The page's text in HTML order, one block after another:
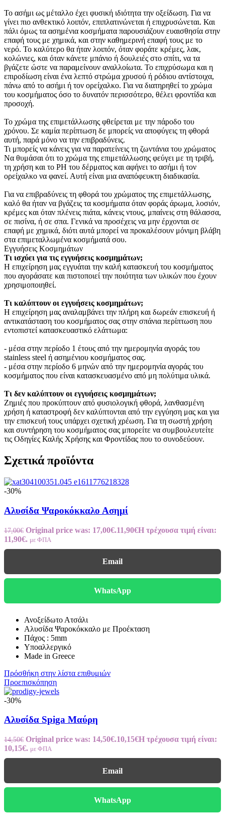
Το ασήμι ως μέταλλο έχει φυσική ιδιότητα την οξείδωση. Για να
γίνει πιο ανθεκτικό λοιπόν, επιπλατινώνεται ή επιχρυσώνεται. Και
πάλι όμως τα ασημένια κοσμήματα παρουσιάζουν ευαισθησία στην
επαφή τους με χημικά, και στην καθημερινή επαφή τους με το
νερό. Το καλύτερο θα ήταν λοιπόν, όταν φοράτε κρέμες, λακ,
κολώνιες, και όταν κάνετε μπάνιο ή δουλειές στο σπίτι, να τα
βγάζετε ώστε να παραμείνουν αναλλοίωτα. Το επιχρύσωμα και η
επιροδίωση είναι ένα λεπτό στρώμα χρυσού ή ρόδιου αντίστοιχα,
πάνω από το ασήμι ή τον ορείχαλκο. Για να διατηρηθεί το χρώμα
του κοσμήματος όσο το δυνατόν περισσότερο, θέλει φροντίδα και
προσοχή.
Το χρώμα της επιμετάλλωσης φθείρεται με την πάροδο του
χρόνου. Σε καμία περίπτωση δε μπορείς να αποφύγεις τη φθορά
αυτή, παρά μόνο να την επιβραδύνεις.
Τι μπορείς να κάνεις για να παρατείνεις τη ζωντάνια του χρώματος
Να θυμάσαι ότι το χρώμα της επιμετάλλωσης φεύγει με τη τριβή,
τη χρήση και το PH του δέρματος και αφήνει το ασήμι ή τον
ορείχαλκο να φανεί. Αυτή είναι μια αναπόφευκτη διαδικασία.
Για να επιβραδύνεις τη φθορά του χρώματος της επιμετάλλωσης,
καλό θα ήταν να βγάζεις τα κοσμήματα όταν φοράς άρωμα, λοσιόν,
κρέμες και όταν πλένεις πιάτα, κάνεις ντους, μπαίνεις στη θάλασσα,
σε πισίνα, ή σε σπα. Γενικά να προσέχεις να μην έρχονται σε
επαφή με χημικά, διότι αυτά μπορεί να προκαλέσουν μόνιμη βλάβη
στα επιμεταλλωμένα κοσμήματά σου.
Εγγυήσεις Κοσμημάτων
Τι ισχύει για τις εγγυήσεις κοσμημάτων;
Η επιχείρηση μας εγγυάται την καλή κατασκευή του κοσμήματος
που αγοράσατε και πιστοποιεί την ποιότητα των υλικών που έχουν
χρησιμοποιηθεί.
Τι καλύπτουν οι εγγυήσεις κοσμημάτων;
Η επιχείρηση μας αναλαμβάνει την πλήρη και δωρεάν επισκευή ή
αντικατάσταση του κοσμήματος σας στην σπάνια περίπτωση που
εντοπιστεί κατασκευαστικό ελάττωμα:
- μέσα στην περίοδο 1 έτους από την ημερομηνία αγοράς του
stainless steel ή ασημένιου κοσμήματος σας.
- μέσα στην περίοδο 6 μηνών από την ημερομηνία αγοράς του
κοσμήματος που είναι κατασκευασμένο από μη πολύτιμα υλικά.
Τι δεν καλύπτουν οι εγγυήσεις κοσμημάτων;
Ζημιές που προκύπτουν από φυσιολογική φθορά, λανθασμένη
χρήση ή καταστροφή δεν καλύπτονται από την εγγύηση μας και για
την επισκευή τους υπάρχει σχετική χρέωση. Για τη σωστή χρήση
και συντήρηση του κοσμήματος σας μπορείτε να συμβουλευτείτε
τις Οδηγίες Καλής Χρήσης και Φροντίδας που το συνοδεύουν.
Σχετικά προϊόντα
-30%
Αλυσίδα Ψαροκόκκαλο Ασημί
17,00€ Original price was: 17,00€.11,90€Η τρέχουσα τιμή είναι:
11,90€. με ΦΠΑ
Email
WhatsApp
Ανοξείδωτο Ατσάλι
Αλυσίδα Ψαροκόκκαλο με Προέκταση
Πάχος : 5mm
Υποαλλεργικό
Made in Greece
Πρόσθήκη στην λίστα επιθυμιών
Προεπισκόπηση
-30%
Αλυσίδα Spiga Μαύρη
14,50€ Original price was: 14,50€.10,15€Η τρέχουσα τιμή είναι:
10,15€. με ΦΠΑ
Email
WhatsApp